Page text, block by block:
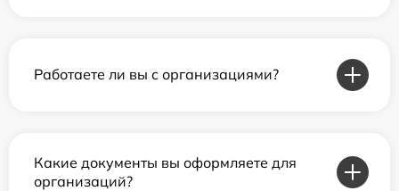
Работаете ли вы с организациями?
Какие документы вы оформляете для
организаций?